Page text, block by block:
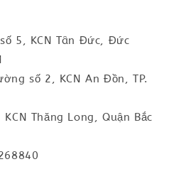
5, KCN Tân Đức, Đức
số 2, KCN An Đồn, TP.
Thăng Long, Quận Bắc